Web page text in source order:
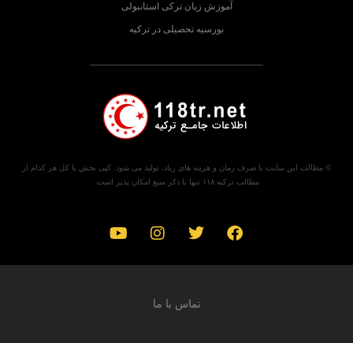
آموزش زبان ترکی استانبولی
بورسیه تحصیلی در ترکیه
© مطالب این سایت با صرف زمان و هزینه های زیاد، تولید می شود. کپی بخش یا کل هر کدام از
مطالب ترکیه ۱۱۸ تنها با ذکر منبع امکان پذیر است.
تماس با ما